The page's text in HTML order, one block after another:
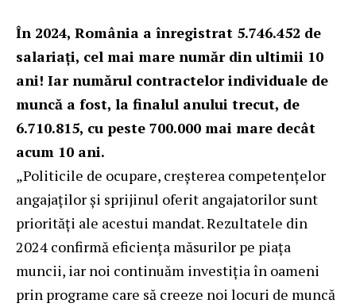
În 2024, România a înregistrat 5.746.452 de
salariați, cel mai mare număr din ultimii 10
ani! Iar numărul contractelor individuale de
muncă a fost, la finalul anului trecut, de
6.710.815, cu peste 700.000 mai mare decât
acum 10 ani.
„Politicile de ocupare, creșterea competențelor
angajaților și sprijinul oferit angajatorilor sunt
priorități ale acestui mandat. Rezultatele din
2024 confirmă eficiența măsurilor pe piața
muncii, iar noi continuăm investiția în oameni
prin programe care să creeze noi locuri de muncă